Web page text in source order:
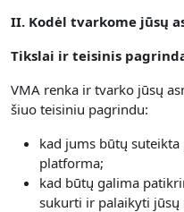
II. Kodėl tvarkome jūsų
Tikslai ir teisinis
VMA renka ir tvarko jūsų
šiuo teisiniu pagrindu:
kad jums būtų
platforma;
kad būtų galima
sukurti ir palaikyti jūsų